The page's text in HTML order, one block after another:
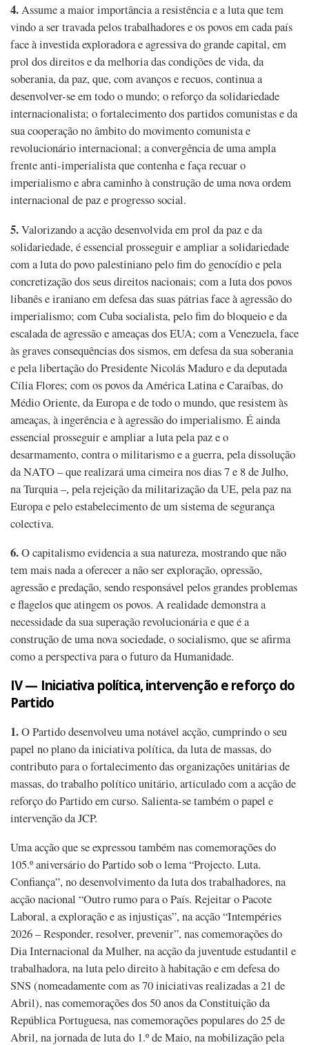
4.Assume a maior importância a resistência e a luta que tem
vindo a ser travada pelos trabalhadores e os povos em cada país
face à investida exploradora e agressiva do grande capital, em
prol dos direitos e da melhoria das condições de vida, da
soberania, da paz, que, com avanços e recuos, continua a
desenvolver-se em todo o mundo; o reforço da solidariedade
internacionalista; o fortalecimento dos partidos comunistas e da
sua cooperação no âmbito do movimento comunista e
revolucionário internacional; a convergência de uma ampla
frente anti-imperialista que contenha e faça recuar o
imperialismo e abra caminho à construção de uma nova ordem
internacional de paz e progresso social.
5.Valorizando a acção desenvolvida em prol da paz e da
solidariedade, é essencial prosseguir e ampliar a solidariedade
com a luta do povo palestiniano pelo fim do genocídio e pela
concretização dos seus direitos nacionais; com a luta dos povos
libanês e iraniano em defesa das suas pátrias face à agressão do
imperialismo; com Cuba socialista, pelo fim do bloqueio e da
escalada de agressão e ameaças dos EUA; com a Venezuela, face
às graves consequências dos sismos, em defesa da sua soberania
e pela libertação do Presidente Nicolás Maduro e da deputada
Cília Flores; com os povos da América Latina e Caraíbas, do
Médio Oriente, da Europa e de todo o mundo, que resistem às
ameaças, à ingerência e à agressão do imperialismo. É ainda
essencial prosseguir e ampliar a luta pela paz e o
desarmamento, contra o militarismo e a guerra, pela dissolução
da NATO – que realizará uma cimeira nos dias 7 e 8 de Julho,
na Turquia –, pela rejeição da militarização da UE, pela paz na
Europa e pelo estabelecimento de um sistema de segurança
colectiva.
6.O capitalismo evidencia a sua natureza, mostrando que não
tem mais nada a oferecer a não ser exploração, opressão,
agressão e predação, sendo responsável pelos grandes problemas
e flagelos que atingem os povos. A realidade demonstra a
necessidade da sua superação revolucionária e que é a
construção de uma nova sociedade, o socialismo, que se afirma
como a perspectiva para o futuro da Humanidade.
IV — Iniciativa política, intervenção e reforço do
Partido
1.O Partido desenvolveu uma notável acção, cumprindo o seu
papel no plano da iniciativa política, da luta de massas, do
contributo para o fortalecimento das organizações unitárias de
massas, do trabalho político unitário, articulado com a acção de
reforço do Partido em curso. Salienta-se também o papel e
intervenção da JCP.
Uma acção que se expressou também nas comemorações do
105.º aniversário do Partido sob o lema “Projecto. Luta.
Confiança”, no desenvolvimento da luta dos trabalhadores, na
acção nacional “Outro rumo para o País. Rejeitar o Pacote
Laboral, a exploração e as injustiças”, na acção “Intempéries
2026 – Responder, resolver, prevenir”, nas comemorações do
Dia Internacional da Mulher, na acção da juventude estudantil e
trabalhadora, na luta pelo direito à habitação e em defesa do
SNS (nomeadamente com as 70 iniciativas realizadas a 21 de
Abril), nas comemorações dos 50 anos da Constituição da
República Portuguesa, nas comemorações populares do 25 de
Abril, na jornada de luta do 1.º de Maio, na mobilização pela